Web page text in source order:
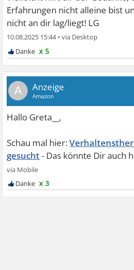
Erfahrungen nicht alleine bist
nicht an dir lag/liegt! LG
10.08.2025 15:44•
x 5
A
gesucht
x 3